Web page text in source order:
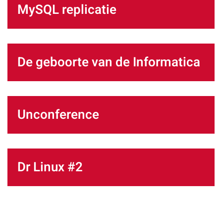
MySQL replicatie
De geboorte van de Informatica
Unconference
Dr Linux #2